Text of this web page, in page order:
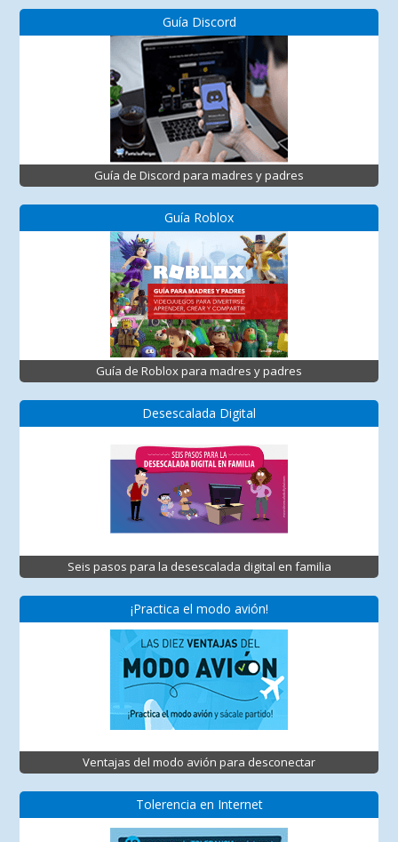
Guía Discord
Guía de Discord para madres y padres
Guía Roblox
Guía de Roblox para madres y padres
Desescalada Digital
Seis pasos para la desescalada digital en familia
¡Practica el modo avión!
Ventajas del modo avión para desconectar
Tolerencia en Internet